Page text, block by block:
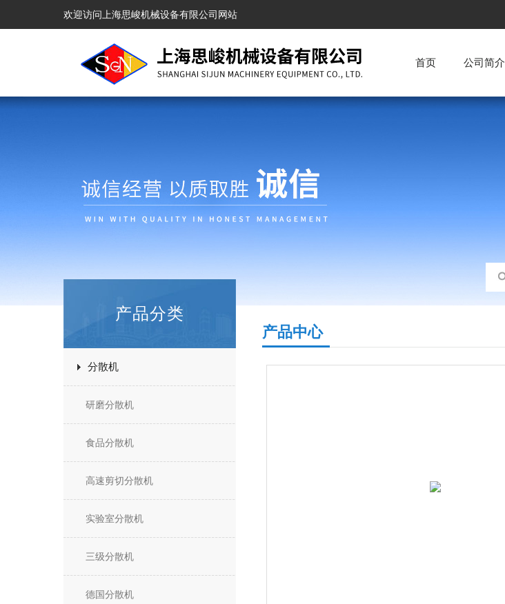
欢迎访问上海思峻机械设备有限公司网站
首页 公司简介
产品分类
分散机
研磨分散机
食品分散机
高速剪切分散机
实验室分散机
三级分散机
德国分散机
产品中心